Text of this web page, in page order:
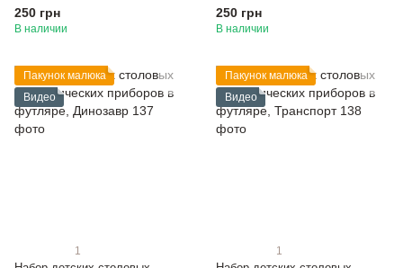
футляре, Медвежонок
250 грн
В наличии
футляре, Зайчик
250 грн
В наличии
Пакунок малюка
Видео
1
Пакунок малюка
Видео
1